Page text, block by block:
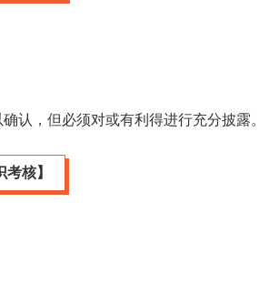
认，但必须对或有利得进行充分披露。
考核】